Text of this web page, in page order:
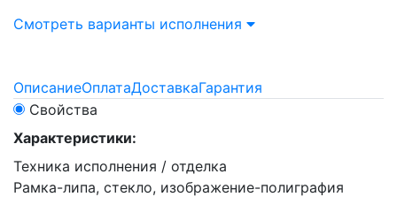
Смотреть варианты исполнения
ОписаниеОплатаДоставкаГарантия
Свойства
Характеристики:
Техника исполнения / отделка
Рамка-липа, стекло, изображение-полиграфия